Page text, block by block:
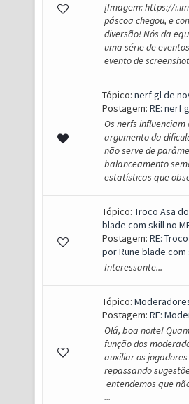
[Imagem: https://
páscoa chegou, e
diversão! Nós da
uma série de
evento de
Tópico: nerf gl de
Postagem: RE: nerf
Os nerfs influenciam
argumento da
não serve de
balanceamento
estatísticas que
Tópico: Troco Asa
blade com skill no
Postagem: RE:
por Rune blade com
Interessante...
Tópico:
Postagem: RE:
Olá, boa noite!
função dos
auxiliar os
repassando
entendemos que
...